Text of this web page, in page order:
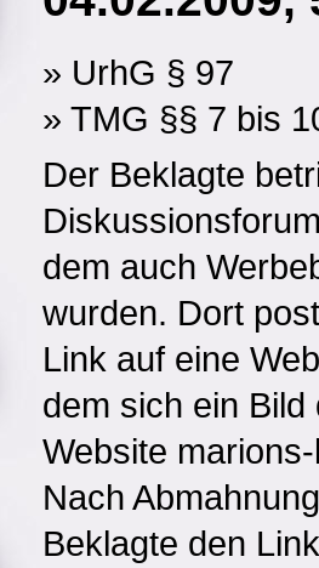
» UrhG § 97
» TMG §§ 7 bis
Der Beklagte
dem auch
wurden. Dort
Link auf eine
dem sich ein
Website
Nach
Beklagte den